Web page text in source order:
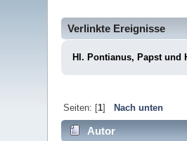
Verlinkte Ereignisse
Hl. Pontianus, Papst und
Seiten: [1] Nach unten
Autor